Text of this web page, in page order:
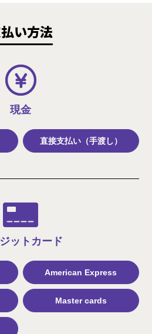
い方法
現金
直接支払い（手渡し）
ット カード
American Express
Master cards